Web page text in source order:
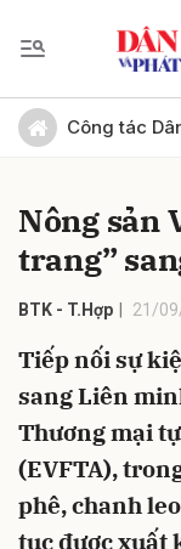
Công tác
Nông sản
trang”
BTK - T.Hợp 21/
Tiếp nối sự
sang Liên
Thương mại
(EVFTA),
phê, chanh
tục được xuất
Gửi bình luận